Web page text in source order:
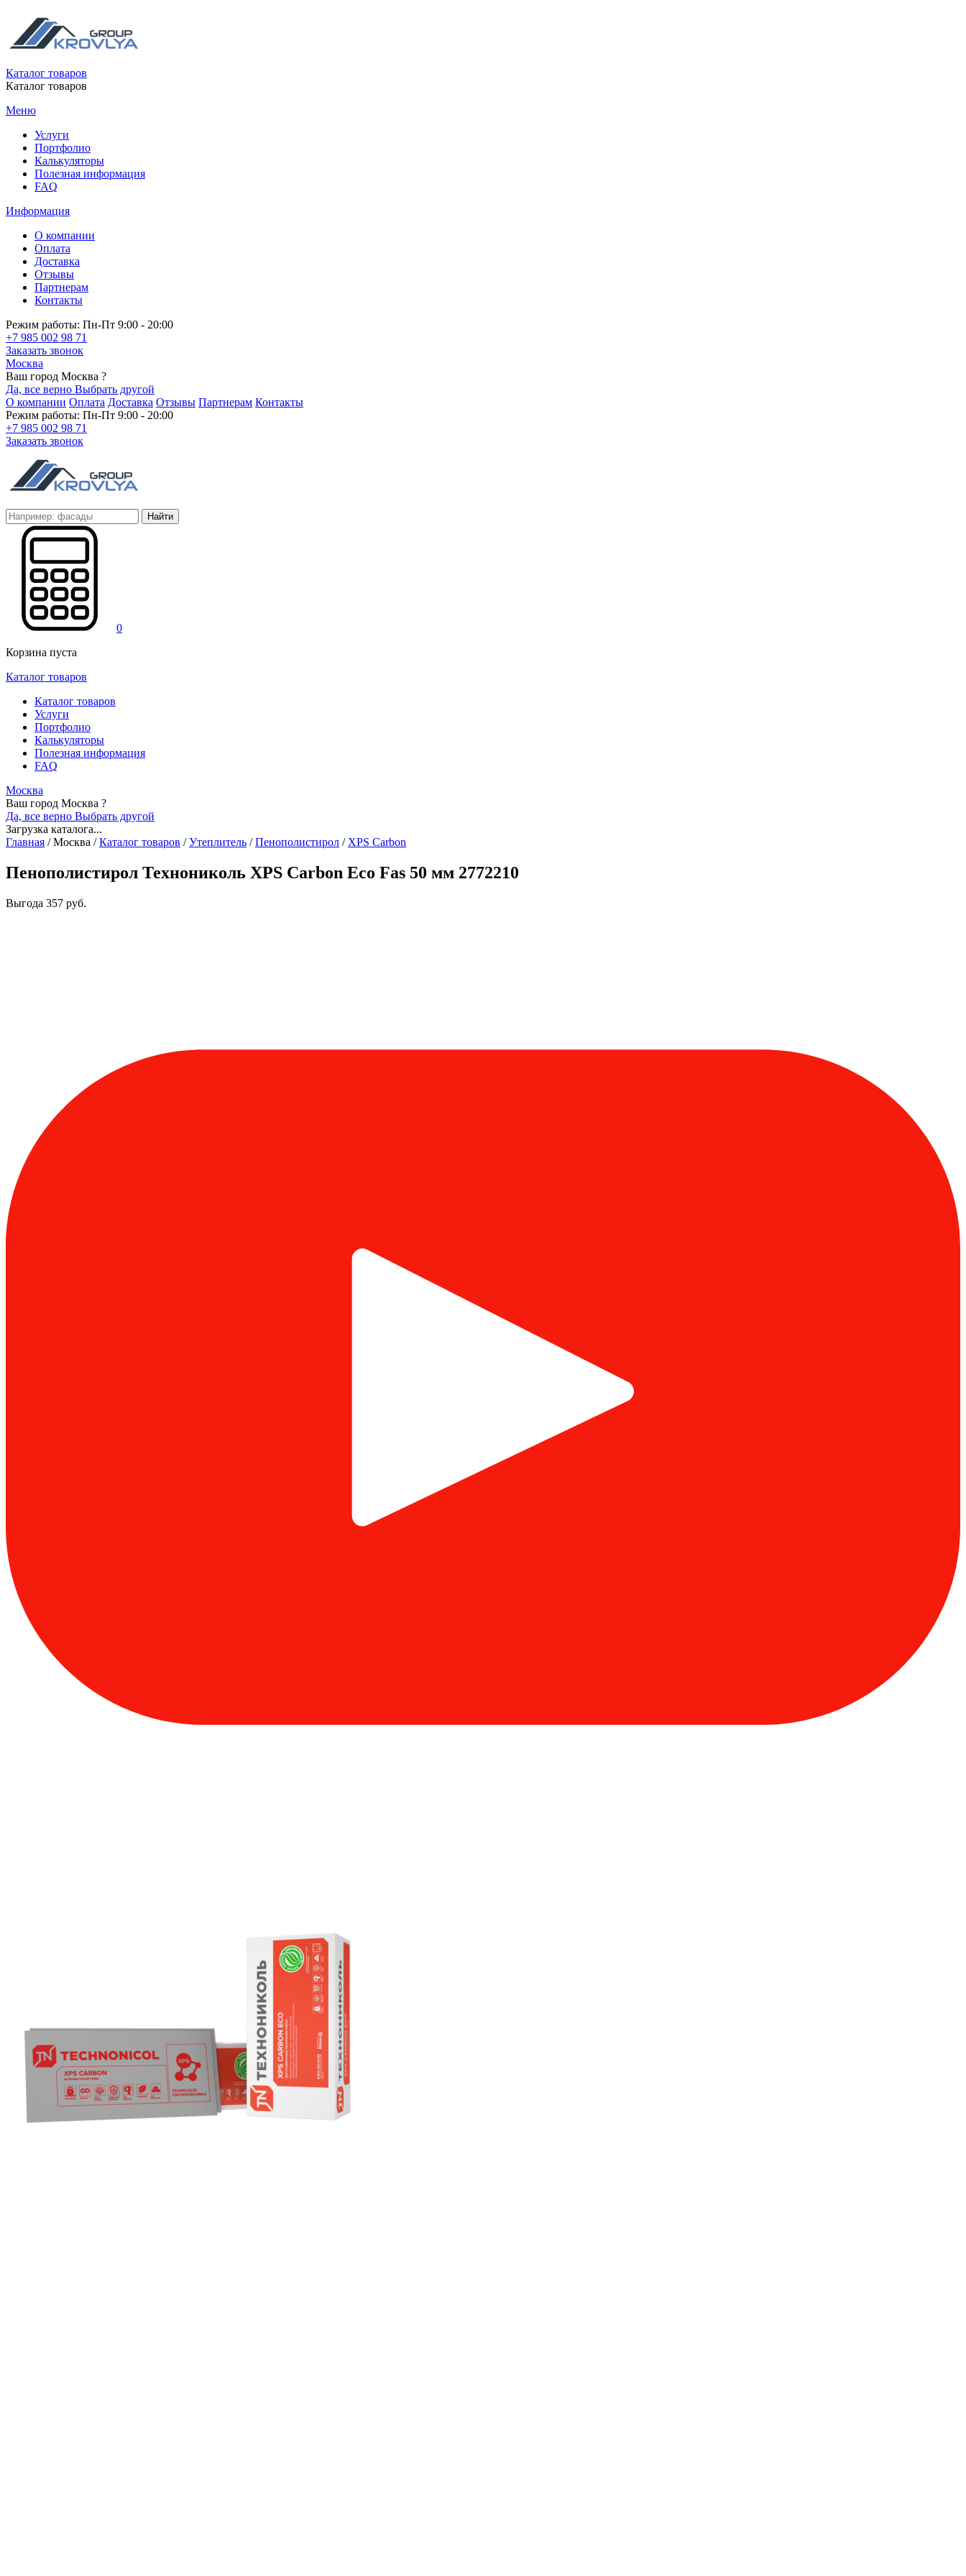
Каталог товаров
Каталог товаров
Меню
Услуги
Портфолио
Калькуляторы
Полезная информация
FAQ
Информация
О компании
Оплата
Доставка
Отзывы
Партнерам
Контакты
Режим работы: Пн-Пт 9:00 - 20:00
+7 985 002 98 71
Заказать звонок
Москва
Ваш город Москва ?
Да, все верно Выбрать другой
О компании Оплата Доставка Отзывы Партнерам Контакты
Режим работы: Пн-Пт 9:00 - 20:00
+7 985 002 98 71
Заказать звонок
Найти
0
Корзина пуста
Каталог товаров
Каталог товаров
Услуги
Портфолио
Калькуляторы
Полезная информация
FAQ
Москва
Ваш город Москва ?
Да, все верно Выбрать другой
Загрузка каталога...
Главная /Москва / Каталог товаров / Утеплитель / Пенополистирол / XPS Carbon
Пенополистирол Технониколь XPS Carbon Eco Fas 50 мм 2772210
Выгода 357 руб.